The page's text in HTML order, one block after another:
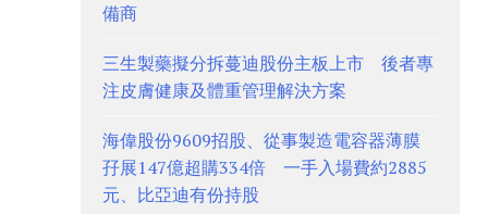
備商
三生製藥擬分拆蔓迪股份主板上市 後者專
注皮膚健康及體重管理解決方案
海偉股份9609招股、從事製造電容器薄膜
孖展147億超購334倍 一手入場費約2885
元、比亞迪有份持股